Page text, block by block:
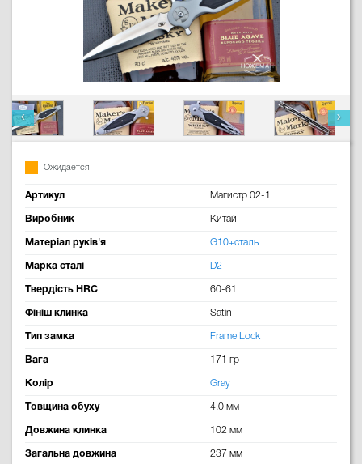
Ожидается
Артикул Магистр 02-1
Виробник Китай
Матеріал руків'я G10+сталь
Марка сталі D2
Твердість HRC 60-61
Фініш клинка Satin
Тип замка Frame Lock
Вага 171 гр
Колір Gray
Товщина обуху 4.0 мм
Довжина клинка 102 мм
Загальна довжина 237 мм